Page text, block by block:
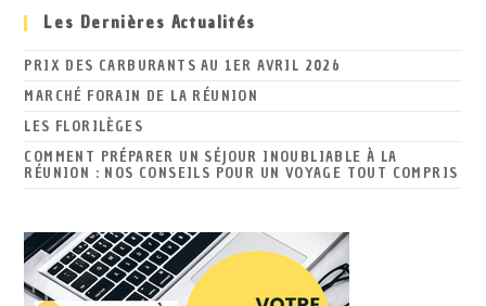
Les Dernières Actualités
PRIX DES CARBURANTS AU 1ER AVRIL 2026
MARCHÉ FORAIN DE LA RÉUNION
LES FLORILÈGES
COMMENT PRÉPARER UN SÉJOUR INOUBLIABLE À LA
RÉUNION : NOS CONSEILS POUR UN VOYAGE TOUT COMPRIS